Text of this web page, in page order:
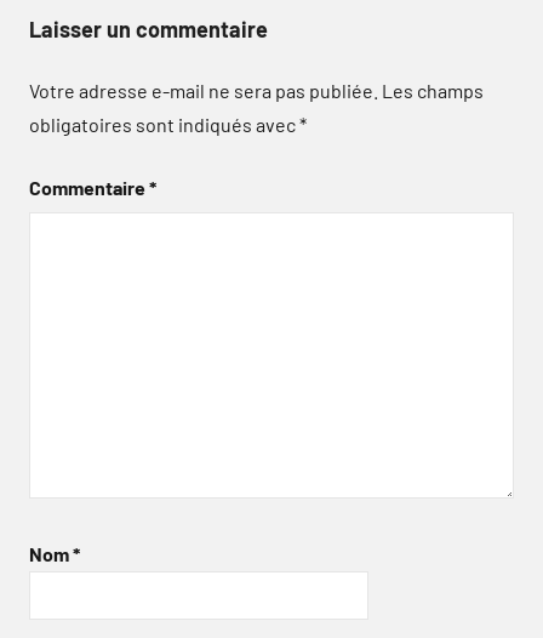
Laisser un commentaire
Votre adresse e-mail ne sera pas publiée. Les champs
obligatoires sont indiqués avec*
Commentaire*
Nom*